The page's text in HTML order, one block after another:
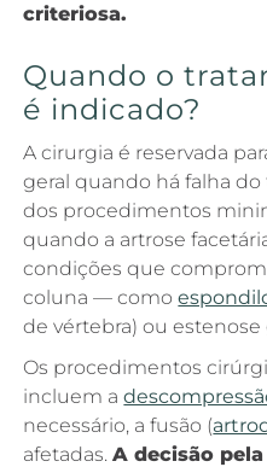
criteriosa.
Quando o
é indicado?
A cirurgia é reservada
geral quando há falha
dos procedimentos
quando a artrose
condições que
coluna — como
de vértebra) ou
Os procedimentos
incluem a
necessário, a fusão (
afetadas.A decisão